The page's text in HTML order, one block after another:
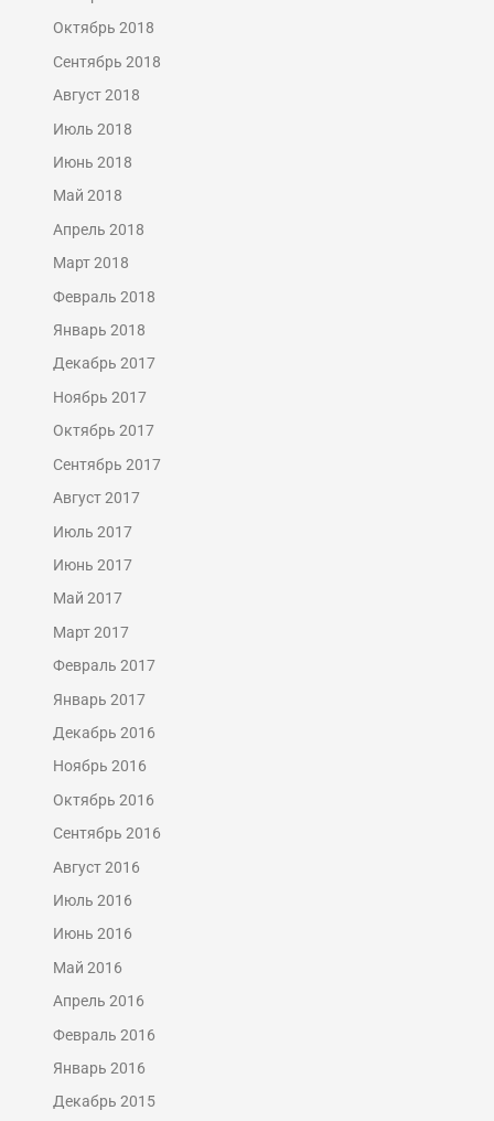
Октябрь 2018
Сентябрь 2018
Август 2018
Июль 2018
Июнь 2018
Май 2018
Апрель 2018
Март 2018
Февраль 2018
Январь 2018
Декабрь 2017
Ноябрь 2017
Октябрь 2017
Сентябрь 2017
Август 2017
Июль 2017
Июнь 2017
Май 2017
Март 2017
Февраль 2017
Январь 2017
Декабрь 2016
Ноябрь 2016
Октябрь 2016
Сентябрь 2016
Август 2016
Июль 2016
Июнь 2016
Май 2016
Апрель 2016
Февраль 2016
Январь 2016
Декабрь 2015